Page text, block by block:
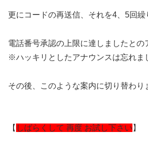
更にコードの再送信、それを4、5回繰
電話番号承認の上限に達しましたとの
※ハッキリとしたアナウンスは忘れま
その後、このような案内に切り替わり
【 しばらくして 再度 お試し下さい 】